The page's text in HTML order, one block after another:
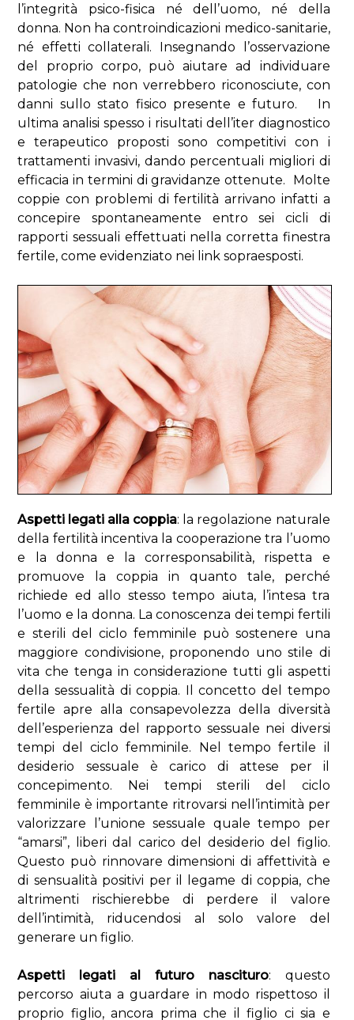
l’integrità psico-fisica né dell’uomo, né della
donna. Non ha controindicazioni medico-sanitarie,
né effetti collaterali. Insegnando l’osservazione
del proprio corpo, può aiutare ad individuare
patologie che non verrebbero riconosciute, con
danni sullo stato fisico presente e futuro. In
ultima analisi spesso i risultati dell’iter diagnostico
e terapeutico proposti sono competitivi con i
trattamenti invasivi, dando percentuali migliori di
efficacia in termini di gravidanze ottenute. Molte
coppie con problemi di fertilità arrivano infatti a
concepire spontaneamente entro sei cicli di
rapporti sessuali effettuati nella corretta finestra
fertile, come evidenziato nei link sopraesposti.
Aspetti legati alla coppia: la regolazione naturale
della fertilità incentiva la cooperazione tra l’uomo
e la donna e la corresponsabilità, rispetta e
promuove la coppia in quanto tale, perché
richiede ed allo stesso tempo aiuta, l’intesa tra
l’uomo e la donna. La conoscenza dei tempi fertili
e sterili del ciclo femminile può sostenere una
maggiore condivisione, proponendo uno stile di
vita che tenga in considerazione tutti gli aspetti
della sessualità di coppia. Il concetto del tempo
fertile apre alla consapevolezza della diversità
dell’esperienza del rapporto sessuale nei diversi
tempi del ciclo femminile. Nel tempo fertile il
desiderio sessuale è carico di attese per il
concepimento. Nei tempi sterili del ciclo
femminile è importante ritrovarsi nell’intimità per
valorizzare l’unione sessuale quale tempo per
“amarsi”, liberi dal carico del desiderio del figlio.
Questo può rinnovare dimensioni di affettività e
di sensualità positivi per il legame di coppia, che
altrimenti rischierebbe di perdere il valore
dell’intimità, riducendosi al solo valore del
generare un figlio.
Aspetti legati al futuro nascituro: questo
percorso aiuta a guardare in modo rispettoso il
proprio figlio, ancora prima che il figlio ci sia e